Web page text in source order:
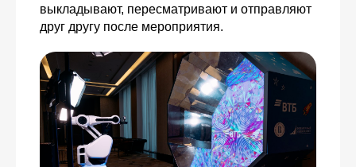
выкладывают, пересматривают и отправляют
друг другу после мероприятия.